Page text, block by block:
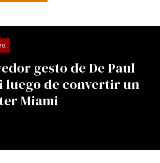
gesto de De Paul
luego de convertir un
Miami